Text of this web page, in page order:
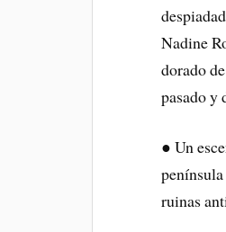
Nadine
dorado
pasado y
● Un
ruinas